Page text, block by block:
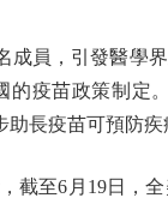
員，引發醫學
疫苗政策制定
長疫苗可預防疾
至6月19日，全